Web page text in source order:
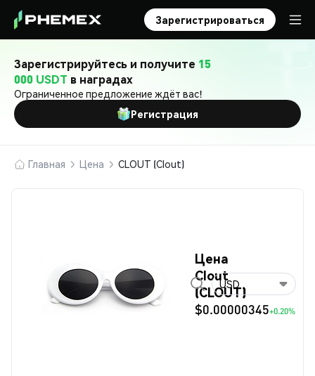
Зарегистрироваться
Зарегистрируйтесь и получите 15
000 USDT в наградах
Ограниченное предложение ждёт вас!
Регистрация
Главная Цена CLOUT (Clout)
Цена
Clout
(CLOUT)
$0.00000345+0.20%
USD